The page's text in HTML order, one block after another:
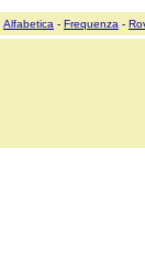
Alfabetica - Frequenza -